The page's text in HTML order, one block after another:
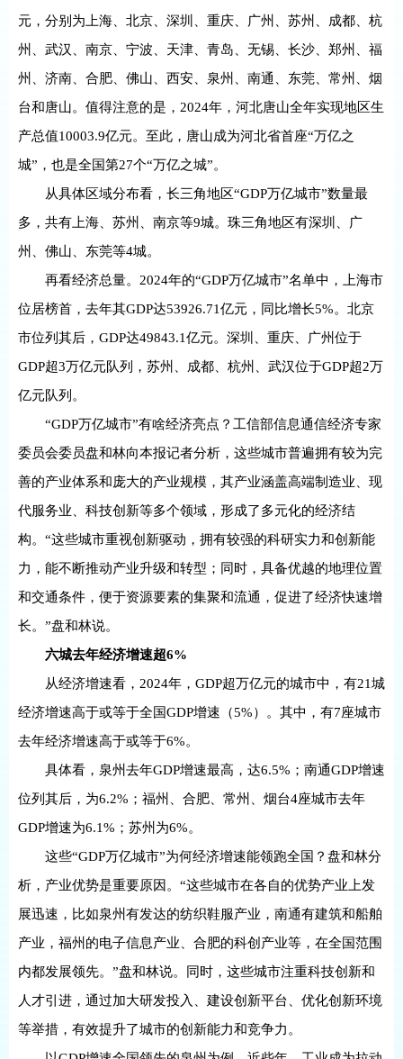
元，分别为上海、北京、深圳、重庆、广州、苏州、成都、杭
州、武汉、南京、宁波、天津、青岛、无锡、长沙、郑州、福
州、济南、合肥、佛山、西安、泉州、南通、东莞、常州、烟
台和唐山。值得注意的是，2024年，河北唐山全年实现地区生
产总值10003.9亿元。至此，唐山成为河北省首座“万亿之
城”，也是全国第27个“万亿之城”。
从具体区域分布看，长三角地区“GDP万亿城市”数量最
多，共有上海、苏州、南京等9城。珠三角地区有深圳、广
州、佛山、东莞等4城。
再看经济总量。2024年的“GDP万亿城市”名单中，上海市
位居榜首，去年其GDP达53926.71亿元，同比增长5%。北京
市位列其后，GDP达49843.1亿元。深圳、重庆、广州位于
GDP超3万亿元队列，苏州、成都、杭州、武汉位于GDP超2万
亿元队列。
“GDP万亿城市”有啥经济亮点？工信部信息通信经济专家
委员会委员盘和林向本报记者分析，这些城市普遍拥有较为完
善的产业体系和庞大的产业规模，其产业涵盖高端制造业、现
代服务业、科技创新等多个领域，形成了多元化的经济结
构。“这些城市重视创新驱动，拥有较强的科研实力和创新能
力，能不断推动产业升级和转型；同时，具备优越的地理位置
和交通条件，便于资源要素的集聚和流通，促进了经济快速增
长。”盘和林说。
六城去年经济增速超6%
从经济增速看，2024年，GDP超万亿元的城市中，有21城
经济增速高于或等于全国GDP增速（5%）。其中，有7座城市
去年经济增速高于或等于6%。
具体看，泉州去年GDP增速最高，达6.5%；南通GDP增速
位列其后，为6.2%；福州、合肥、常州、烟台4座城市去年
GDP增速为6.1%；苏州为6%。
这些“GDP万亿城市”为何经济增速能领跑全国？盘和林分
析，产业优势是重要原因。“这些城市在各自的优势产业上发
展迅速，比如泉州有发达的纺织鞋服产业，南通有建筑和船舶
产业，福州的电子信息产业、合肥的科创产业等，在全国范围
内都发展领先。”盘和林说。同时，这些城市注重科技创新和
人才引进，通过加大研发投入、建设创新平台、优化创新环境
等举措，有效提升了城市的创新能力和竞争力。